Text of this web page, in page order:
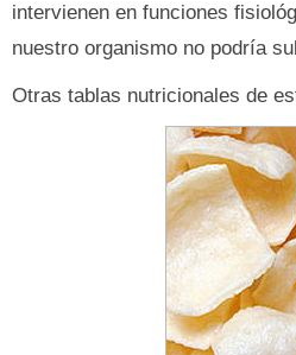
intervienen en funciones
nuestro organismo no podría
Otras tablas nutricionales de